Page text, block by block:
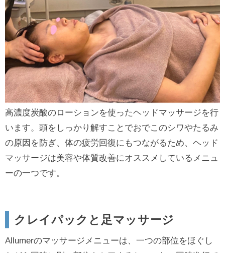
高濃度炭酸のローションを使ったヘッドマッサージを行
います。頭をしっかり解すことでおでこのシワやたるみ
の原因を防ぎ、体の疲労回復にもつながるため、ヘッド
マッサージは美容や体質改善にオススメしているメニュ
ーの一つです。
クレイパックと足マッサージ
Allumerのマッサージメニューは、一つの部位をほぐし